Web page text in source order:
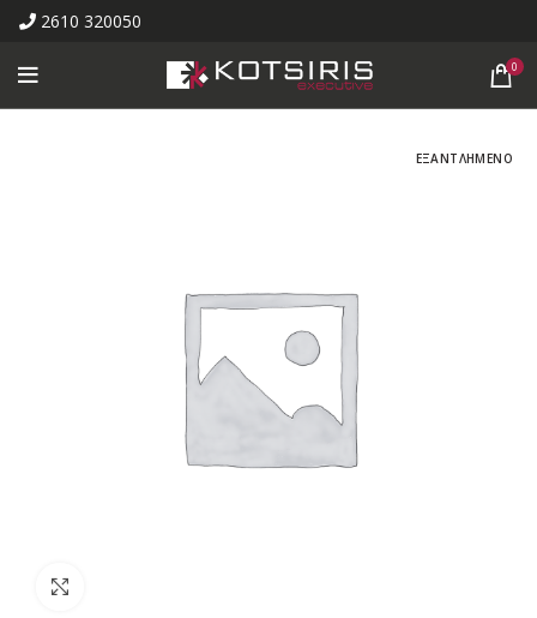
2610 320050
0
ΕΞΑΝΤΛΗΜΕΝΟ